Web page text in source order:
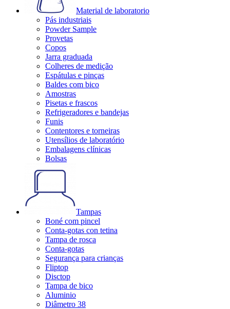
Material de laboratorio
Pás industriais
Powder Sample
Provetas
Copos
Jarra graduada
Colheres de medição
Espátulas e pinças
Baldes com bico
Amostras
Pisetas e frascos
Refrigeradores e bandejas
Funis
Contentores e torneiras
Utensílios de laboratório
Embalagens clínicas
Bolsas
Tampas
Boné com pincel
Conta-gotas con tetina
Tampa de rosca
Conta-gotas
Segurança para crianças
Fliptop
Disctop
Tampa de bico
Aluminio
Diâmetro 38